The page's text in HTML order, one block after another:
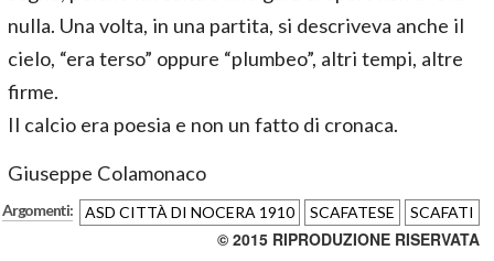
nulla. Una volta, in una partita, si descriveva anche il
cielo, “era terso” oppure “plumbeo”, altri tempi, altre
firme.
Il calcio era poesia e non un fatto di cronaca.
Giuseppe Colamonaco
Argomenti: ASD CITTÀ DI NOCERA 1910 SCAFATESE SCAFATI
© 2015 RIPRODUZIONE RISERVATA